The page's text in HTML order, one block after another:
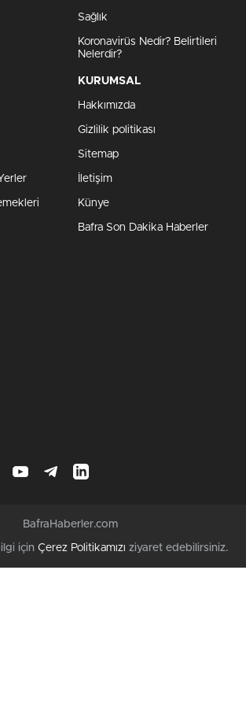
Sağlık
Koronavirüs Nedir? Belirtileri
Nelerdir?
KURUMSAL
Hakkımızda
Gizlilik politikası
Sitemap
İletişim
Künye
Bafra Son Dakika Haberler
BafraHaberler.com
için Çerez Politikamızı ziyaret edebilirsiniz.